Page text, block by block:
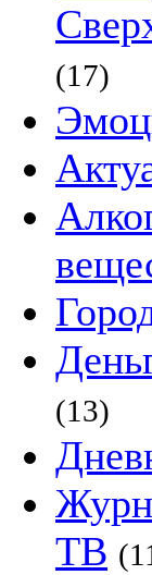
(17)
(13)
ТВ